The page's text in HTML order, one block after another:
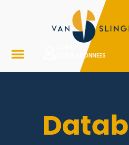
VOOR ABONNEES